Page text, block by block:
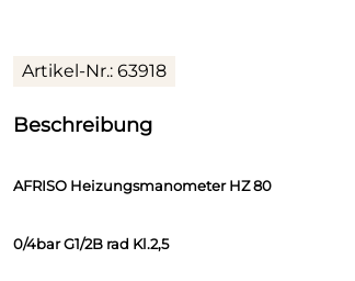
Artikel-Nr.: 63918
Beschreibung
AFRISO Heizungsmanometer HZ 80
0/4bar G1/2B rad Kl.2,5